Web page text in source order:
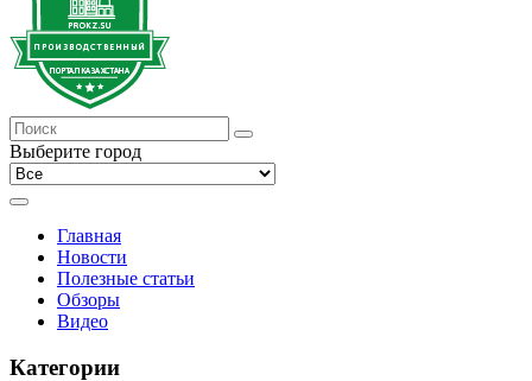
Выберите город
Главная
Новости
Полезные статьи
Обзоры
Видео
Категории